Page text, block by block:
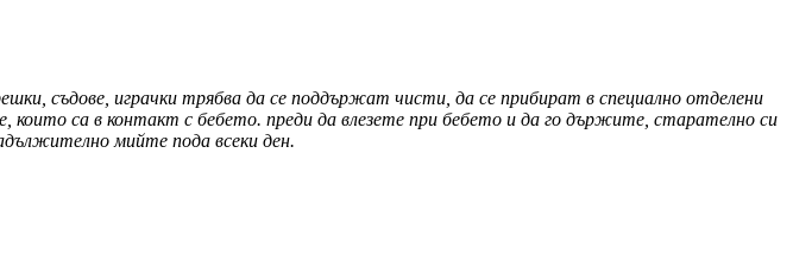
съдове, играчки трябва да се поддържат чисти, да се прибират в специално отделени
са в контакт с бебето. преди да влезете при бебето и да го държите, старателно си
мийте пода всеки ден.